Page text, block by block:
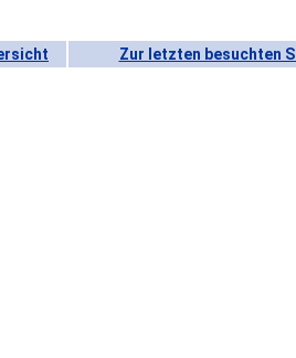
Zur letzten besuchten